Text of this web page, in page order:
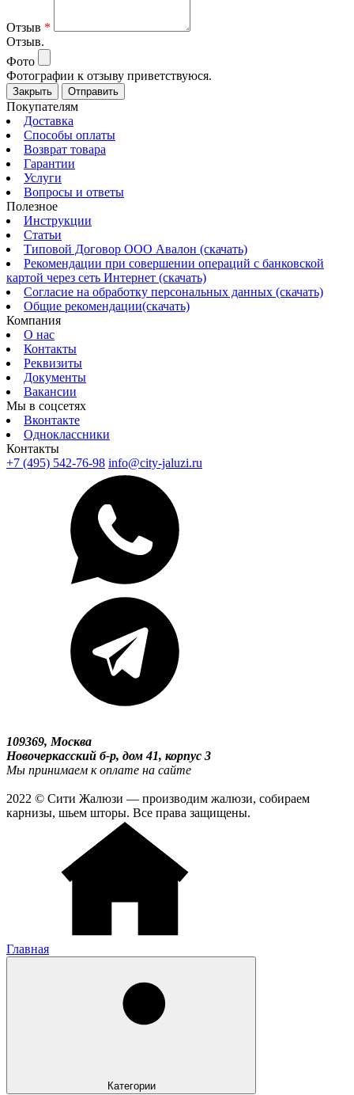
Отзыв *
Отзыв.
Фото
Фотографии к отзыву приветствуюся.
Закрыть Отправить
Покупателям
Доставка
Способы оплаты
Возврат товара
Гарантии
Услуги
Вопросы и ответы
Полезное
Инструкции
Статьи
Типовой Договор ООО Авалон (скачать)
Рекомендации при совершении операций с банковской
картой через сеть Интернет (скачать)
Согласие на обработку персональных данных (скачать)
Общие рекомендации(скачать)
Компания
О нас
Контакты
Реквизиты
Документы
Вакансии
Мы в соцсетях
Вконтакте
Одноклассники
Контакты
+7 (495) 542-76-98 info@city-jaluzi.ru
109369, Москва
Новочеркасский б-р, дом 41, корпус 3
Мы принимаем к оплате на сайте
2022 © Сити Жалюзи — производим жалюзи, собираем
карнизы, шьем шторы. Все права защищены.
Главная
Категории